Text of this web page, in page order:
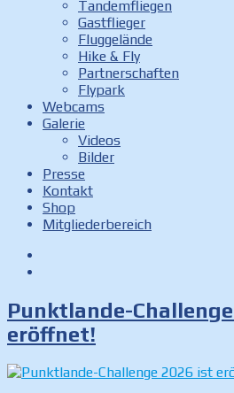
Tandemfliegen
Gastflieger
Fluggelände
Hike & Fly
Partnerschaften
Flypark
Webcams
Galerie
Videos
Bilder
Presse
Kontakt
Shop
Mitgliederbereich
Punktlande-
eröffnet!